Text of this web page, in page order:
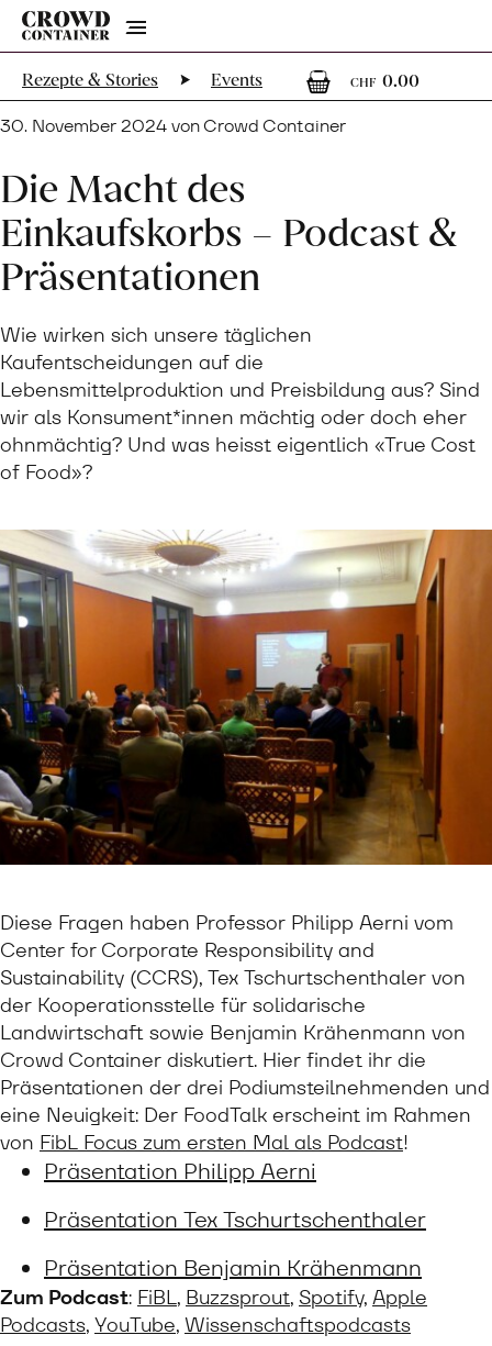
Menu
Rezepte & Stories Events
CHF 0.000
30. November 2024 von Crowd Container
Die Macht des
Einkaufskorbs – Podcast &
Präsentationen
Wie wirken sich unsere täglichen
Kaufentscheidungen auf die
Lebensmittelproduktion und Preisbildung aus? Sind
wir als Konsument*innen mächtig oder doch eher
ohnmächtig? Und was heisst eigentlich «True Cost
of Food»?
Diese Fragen haben Professor Philipp Aerni vom
Center for Corporate Responsibility and
Sustainability (CCRS), Tex Tschurtschenthaler von
der Kooperationsstelle für solidarische
Landwirtschaft sowie Benjamin Krähenmann von
Crowd Container diskutiert. Hier findet ihr die
Präsentationen der drei Podiumsteilnehmenden und
eine Neuigkeit: Der FoodTalk erscheint im Rahmen
von FibL Focus zum ersten Mal als Podcast!
Präsentation Philipp Aerni
Präsentation Tex Tschurtschenthaler
Präsentation Benjamin Krähenmann
Zum Podcast: FiBL, Buzzsprout, Spotify, Apple
Podcasts, YouTube, Wissenschaftspodcasts